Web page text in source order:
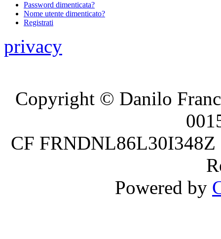
Password dimenticata?
Nome utente dimenticato?
Registrati
privacy
Copyright © Danilo
CF
Powered by